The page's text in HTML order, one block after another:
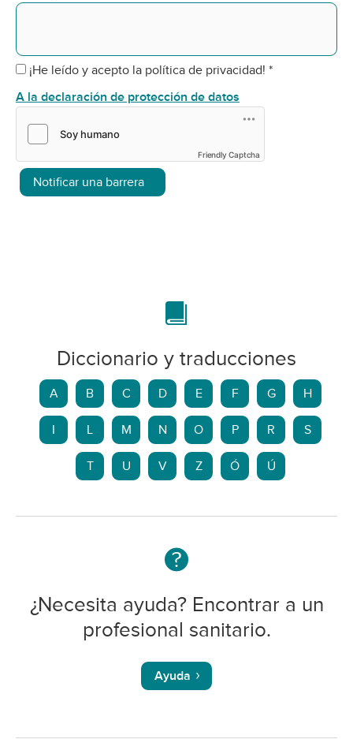
¡He leído y acepto la política de privacidad! *
A la declaración de protección de datos
Friendly Captcha
Notificar una barrera
Diccionario y traducciones
A B C D E F G H
L M N O P R S
T U V Z Ó Ú
¿Necesita ayuda? Encontrar a un
profesional sanitario.
Ayuda